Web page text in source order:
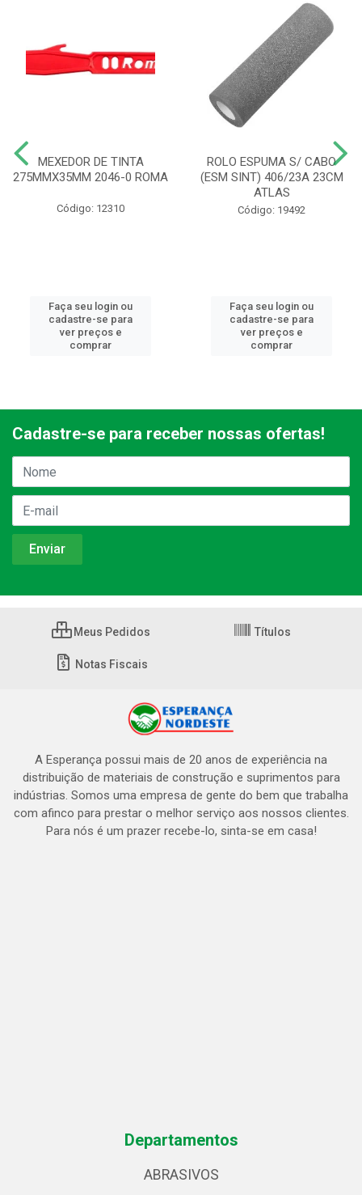
MEXEDOR DE TINTA
275MMX35MM 2046-0 ROMA
Código: 12310
Faça seu login ou
cadastre-se para
ver preços e
comprar
ROLO ESPUMA S/ CABO
(ESM SINT) 406/23A 23CM
ATLAS
Código: 19492
Faça seu login ou
cadastre-se para
ver preços e
comprar
Cadastre-se para receber nossas ofertas!
Meus Pedidos Títulos
Notas Fiscais
A Esperança possui mais de 20 anos de experiência na
distribuição de materiais de construção e suprimentos para
indústrias. Somos uma empresa de gente do bem que trabalha
com afinco para prestar o melhor serviço aos nossos clientes.
Para nós é um prazer recebe-lo, sinta-se em casa!
Departamentos
ABRASIVOS